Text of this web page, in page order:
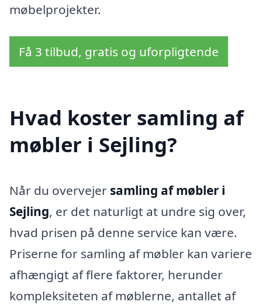
møbelprojekter.
Få 3 tilbud, gratis og uforpligtende
Hvad koster samling af
møbler i Sejling?
Når du overvejer samling af møbler i
Sejling, er det naturligt at undre sig over,
hvad prisen på denne service kan være.
Priserne for samling af møbler kan variere
afhængigt af flere faktorer, herunder
kompleksiteten af møblerne, antallet af